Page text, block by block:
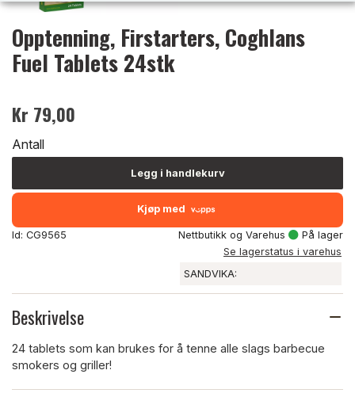
Opptenning, Firstarters, Coghlans
Fuel Tablets 24stk
Kr 79,00
Antall
Legg i handlekurv
Kjøp med
Id: CG9565 Nettbutikk og Varehus
På lager
Se lagerstatus i varehus
SANDVIKA:
Beskrivelse
24 tablets som kan brukes for å tenne alle slags barbecue
smokers og griller!